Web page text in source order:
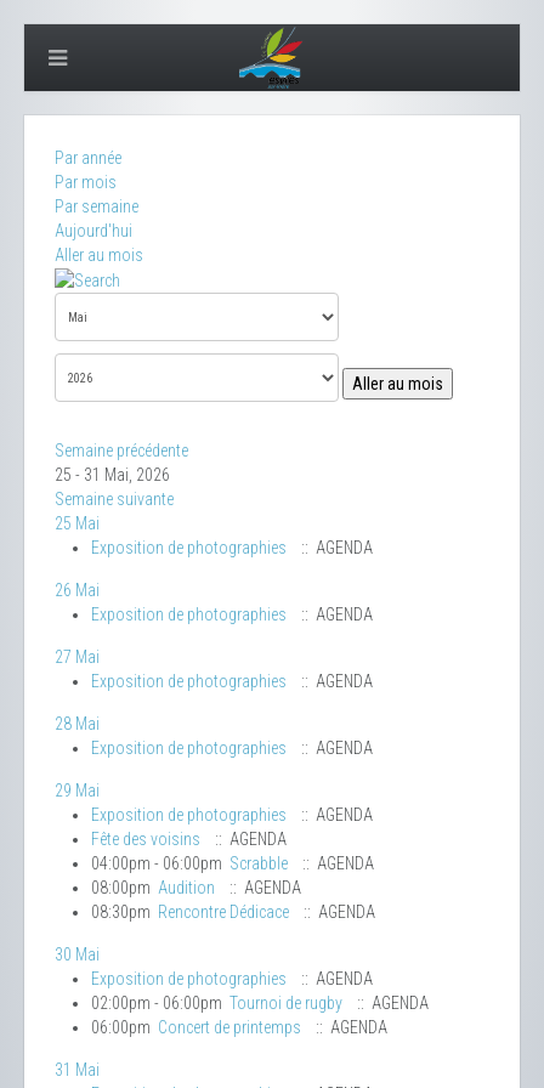
Par année
Par mois
Par semaine
Aujourd'hui
Aller au mois
Aller au mois
Semaine précédente
25 - 31 Mai, 2026
Semaine suivante
25 Mai
Exposition de photographies
:: AGENDA
26 Mai
Exposition de photographies
:: AGENDA
27 Mai
Exposition de photographies
:: AGENDA
28 Mai
Exposition de photographies
:: AGENDA
29 Mai
Exposition de photographies
:: AGENDA
Fête des voisins
:: AGENDA
04:00pm - 06:00pm Scrabble
:: AGENDA
08:00pm Audition
:: AGENDA
08:30pm Rencontre Dédicace :: AGENDA
30 Mai
Exposition de photographies
:: AGENDA
02:00pm - 06:00pm Tournoi de rugby
:: AGENDA
06:00pm Concert de printemps :: AGENDA
31 Mai